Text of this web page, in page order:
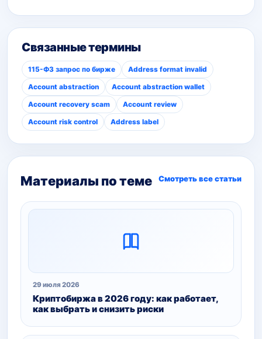
Связанные термины
115-ФЗ запрос по бирже Address format invalid
Account abstraction Account abstraction wallet
Account recovery scam Account review
Account risk control Address label
Материалы по теме Смотреть все статьи
29 июля 2026
Криптобиржа в 2026 году: как работает,
как выбрать и снизить риски